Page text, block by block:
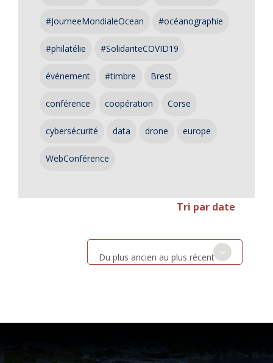
#JourneeMondialeOcean #océanographie
#philatélie #SolidariteCOVID19
événement #timbre Brest
conférence coopération Corse
cybersécurité data drone europe
WebConférence
Tri par date
Du plus ancien au plus récent